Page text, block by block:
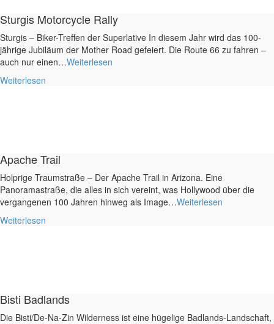
Sturgis Motorcycle Rally
Sturgis – Biker-Treffen der Superlative In diesem Jahr wird das 100-
jährige Jubiläum der Mother Road gefeiert. Die Route 66 zu fahren –
auch nur einen…Weiterlesen
Weiterlesen
Apache Trail
Holprige Traumstraße – Der Apache Trail in Arizona. Eine
Panoramastraße, die alles in sich vereint, was Hollywood über die
vergangenen 100 Jahren hinweg als Image…Weiterlesen
Weiterlesen
Bisti Badlands
Die Bisti/De-Na-Zin Wilderness ist eine hügelige Badlands-Landschaft,